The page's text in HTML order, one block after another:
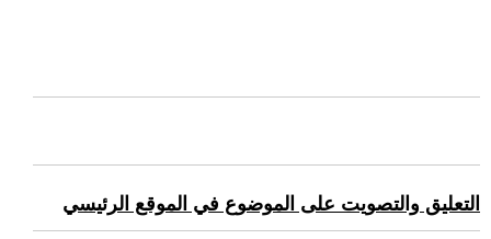
التعليق والتصويت على الموضوع في الموقع الرئيسي